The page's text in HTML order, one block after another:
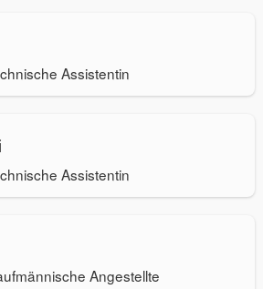
Assistentin
Assistentin
Angestellte